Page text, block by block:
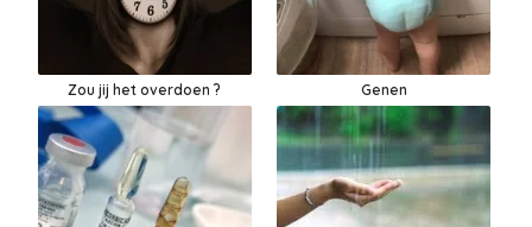
Zou jij het overdoen ? Genen